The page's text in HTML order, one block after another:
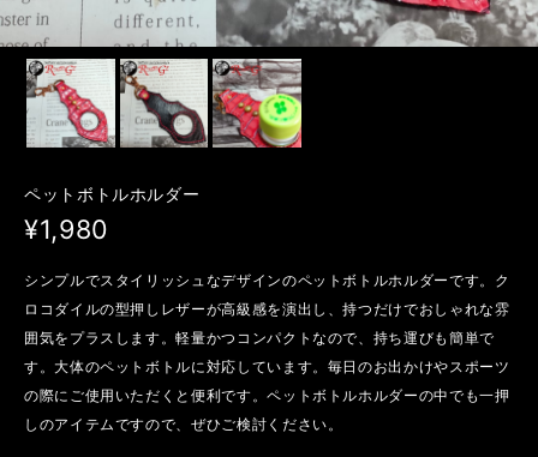
ペットボトルホルダー
¥1,980
シンプルでスタイリッシュなデザインのペットボトルホルダーです。ク
ロコダイルの型押しレザーが高級感を演出し、持つだけでおしゃれな雰
囲気をプラスします。軽量かつコンパクトなので、持ち運びも簡単で
す。大体のペットボトルに対応しています。毎日のお出かけやスポーツ
の際にご使用いただくと便利です。ペットボトルホルダーの中でも一押
しのアイテムですので、ぜひご検討ください。